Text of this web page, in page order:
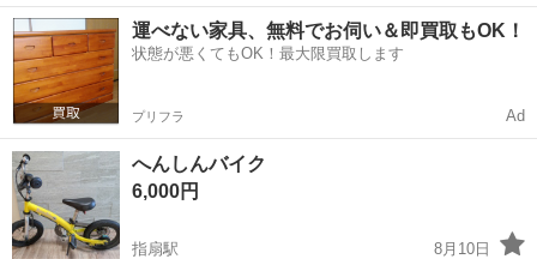
700x32C 28x15/8x11/4 前輪1段後輪7段ギア 綺麗に使われておりま
す。 ネジ類錆有り 不具合無し 購入時52800円
埼玉 新座市 新座駅 クロスバイク
運べない家具、無料でお伺い＆即買取もOK！
状態が悪くてもOK！最大限買取します
プリフラ Ad
へんしんバイク
6,000円
指扇駅
8月10日